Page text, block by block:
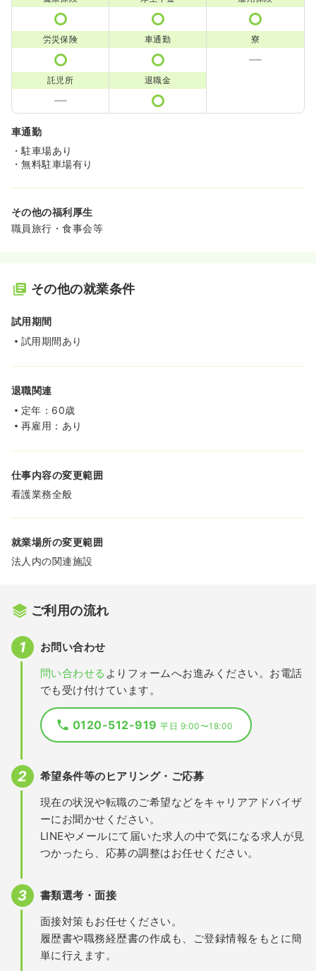
労災保険 車通勤 寮
託児所 退職金
車通勤
・駐車場あり
・無料駐車場有り
その他の福利厚生
職員旅行・食事会等
その他の就業条件
試用期間
試用期間あり
退職関連
定年：60歳
再雇用：あり
仕事内容の変更範囲
看護業務全般
就業場所の変更範囲
法人内の関連施設
ご利用の流れ
お問い合わせ
問い合わせる よりフォームへお進みください。お電話
でも受け付けています。
0120-512-919平日 9:00〜18:00
希望条件等のヒアリング・ご応募
現在の状況や転職のご希望などをキャリアアドバイザ
ーにお聞かせください。
LINEやメールにて届いた求人の中で気になる求人が見
つかったら、応募の調整はお任せください。
書類選考・面接
面接対策もお任せください。
履歴書や職務経歴書の作成も、ご登録情報をもとに簡
単に行えます。